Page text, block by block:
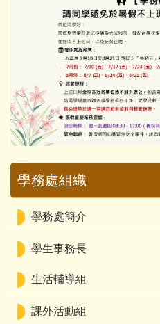
學務處組織
學務處簡介
學生事務長
生活輔導組
課外活動組